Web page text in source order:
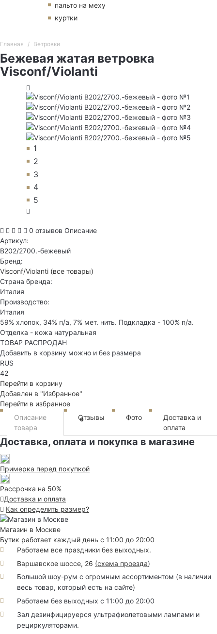
пальто на меху
куртки
Главная Ветровки
Бежевая жатая ветровка
Visconf/Violanti
1
2
3
4
5
0 отзывов Описание
Артикул:
B202/2700.-бежевый
Бренд:
Visconf/Violanti (все товары)
Страна бренда:
Италия
Производство:
Италия
59% хлопок, 34% п/а, 7% мет. нить. Подкладка - 100% п/а.
Отделка - кожа натуральная
ТОВАР РАСПРОДАН
Добавить в корзину можно и без размера
RUS
42
Перейти в корзину
Добавлен в "Избранное"
Перейти в избранное
Описание
товара
Отзывы
0 Фото
Доставка и
оплата
Доставка, оплата и покупка в магазине
Примерка перед покупкой
Рассрочка на 50%
Доставка и оплата
Как определить размер?
Магазин в Москве
Бутик работает каждый день с 11:00 до 20:00
Работаем все праздники без выходных.
Варшавское шоссе, 26 (схема проезда)
Большой шоу-рум с огромным ассортиментом (в наличии
весь товар, который есть на сайте)
Работаем без выходных с 11:00 до 20:00
Зал дезинфицируерся ультрафиолетовыми лампами и
рециркуляторами.